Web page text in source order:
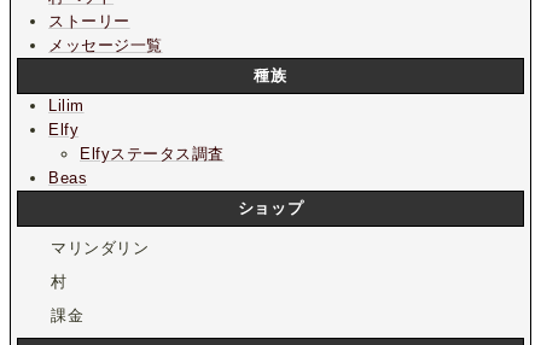
ストーリー
メッセージ一覧
種族
Lilim
Elfy
Elfyステータス調査
Beas
ショップ
マリンダリン
村
課金